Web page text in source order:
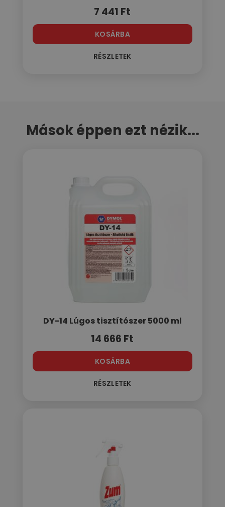
7 441 Ft
KOSÁRBA
RÉSZLETEK
Mások éppen ezt nézik...
DY-14 Lúgos tisztítószer 5000 ml
14 666 Ft
KOSÁRBA
RÉSZLETEK